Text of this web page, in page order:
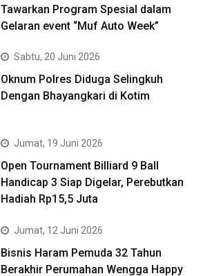
Tawarkan Program Spesial dalam
Gelaran event “Muf Auto Week”
Sabtu, 20 Juni 2026
Oknum Polres Diduga Selingkuh
Dengan Bhayangkari di Kotim
Jumat, 19 Juni 2026
Open Tournament Billiard 9 Ball
Handicap 3 Siap Digelar, Perebutkan
Hadiah Rp15,5 Juta
Jumat, 12 Juni 2026
Bisnis Haram Pemuda 32 Tahun
Berakhir Perumahan Wengga Happy